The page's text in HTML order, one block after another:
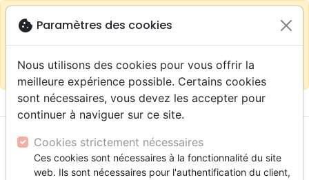
Continuer sur le site France close
warningSelon votre
localisation (États-
sur la boutique La Maison de la Bible Suisse
menu shopping_cart
cookie Paramètres des cookies
Nous utilisons des cookies pour vous offrir la
meilleure expérience possible. Certains cookies
sont nécessaires, vous devez les accepter pour
continuer à naviguer sur ce site.
Cookies strictement nécessaires
Ces cookies sont nécessaires à la fonctionnalité du site
web. Ils sont nécessaires pour l'authentification du client,